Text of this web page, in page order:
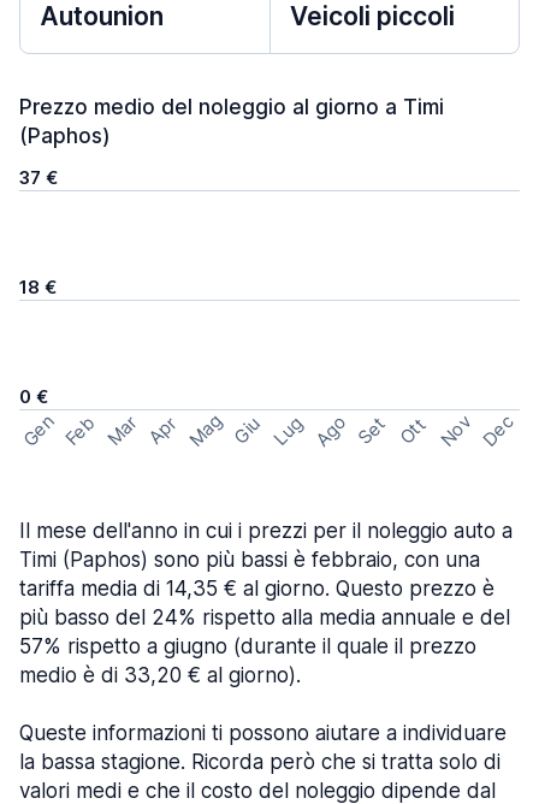
Autounion Veicoli piccoli
Prezzo medio del noleggio al giorno a Timi
(Paphos)
37 €
18 €
0 €
Gen Feb Mar Apr Mag Giu Lug Ago Set Ott Nov Dec
Il mese dell'anno in cui i prezzi per il noleggio auto a
Timi (Paphos) sono più bassi è febbraio, con una
tariffa media di 14,35 € al giorno. Questo prezzo è
più basso del 24% rispetto alla media annuale e del
57% rispetto a giugno (durante il quale il prezzo
medio è di 33,20 € al giorno).
Queste informazioni ti possono aiutare a individuare
la bassa stagione. Ricorda però che si tratta solo di
valori medi e che il costo del noleggio dipende dal